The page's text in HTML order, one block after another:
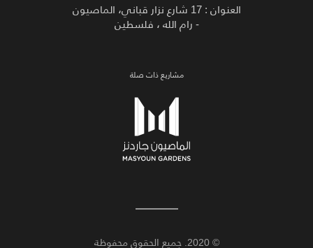
العنوان : 17 شارع نزار قباني، الماصيون
- رام الله ، فلسطين
مشاريع ذات صلة
© 2020. جميع الحقوق محفوظة